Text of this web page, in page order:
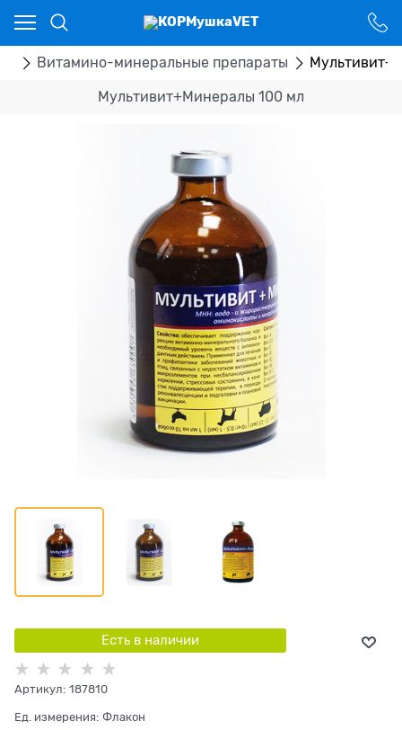
Витамино-минеральные препараты
Мультивит+Минералы 100 мл
Есть в наличии
Артикул: 187810
Ед. измерения: Флакон
Ваш город - Костанай,
угадали?